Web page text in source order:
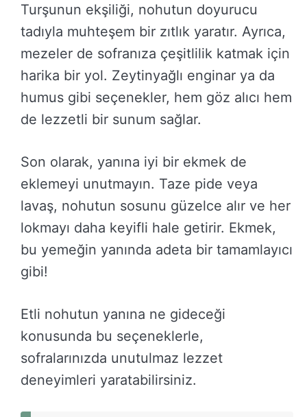
Turşunun ekşiliği, nohutun doyurucu
tadıyla muhteşem bir zıtlık yaratır. Ayrıca,
mezeler de sofranıza çeşitlilik katmak için
harika bir yol. Zeytinyağlı enginar ya da
humus gibi seçenekler, hem göz alıcı hem
de lezzetli bir sunum sağlar.
Son olarak, yanına iyi bir ekmek de
eklemeyi unutmayın. Taze pide veya
lavaş, nohutun sosunu güzelce alır ve her
lokmayı daha keyifli hale getirir. Ekmek,
bu yemeğin yanında adeta bir tamamlayıcı
gibi!
Etli nohutun yanına ne gideceği
konusunda bu seçeneklerle,
sofralarınızda unutulmaz lezzet
deneyimleri yaratabilirsiniz.